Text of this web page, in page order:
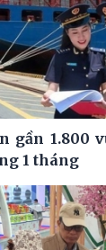
gần 1.800
1 tháng